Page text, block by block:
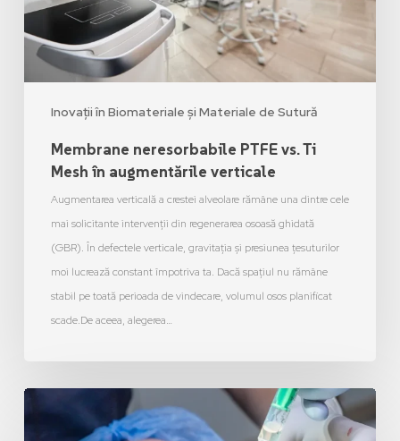
Inovații în Biomateriale și Materiale de Sutură
Membrane neresorbabile PTFE vs. Ti
Mesh în augmentările verticale
Augmentarea verticală a crestei alveolare rămâne una dintre cele
mai solicitante intervenții din regenerarea osoasă ghidată
(GBR). În defectele verticale, gravitația și presiunea țesuturilor
moi lucrează constant împotriva ta. Dacă spațiul nu rămâne
stabil pe toată perioada de vindecare, volumul osos planificat
scade.De aceea, alegerea…